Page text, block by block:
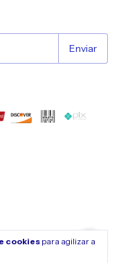
cookies para agilizar a
- 2026. Todos os direitos